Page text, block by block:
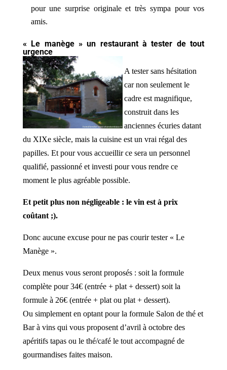
pour une surprise originale et très sympa pour vos
amis.
« Le manège » un restaurant à tester de tout
urgence
A tester sans hésitation
car non seulement le
cadre est magnifique,
construit dans les
anciennes écuries datant
du XIXe siècle, mais la cuisine est un vrai régal des
papilles. Et pour vous accueillir ce sera un personnel
qualifié, passionné et investi pour vous rendre ce
moment le plus agréable possible.
Et petit plus non négligeable : le vin est à prix
coûtant ;).
Donc aucune excuse pour ne pas courir tester « Le
Manège ».
Deux menus vous seront proposés : soit la formule
complète pour 34€ (entrée + plat + dessert) soit la
formule à 26€ (entrée + plat ou plat + dessert).
Ou simplement en optant pour la formule Salon de thé et
Bar à vins qui vous proposent d’avril à octobre des
apéritifs tapas ou le thé/café le tout accompagné de
gourmandises faites maison.